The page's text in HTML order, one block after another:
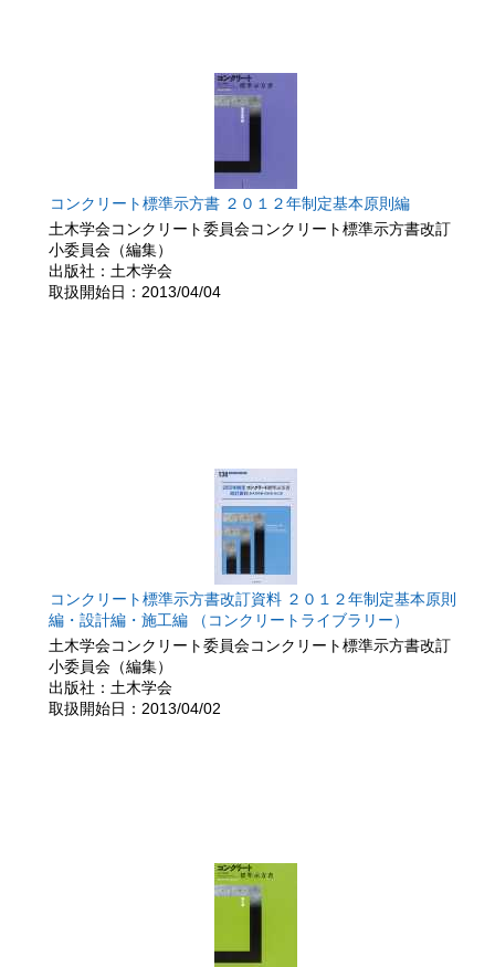
コンクリート標準示方書 ２０１２年制定基本原則編
土木学会コンクリート委員会コンクリート標準示方書改訂
小委員会（編集）
出版社：土木学会
取扱開始日：2013/04/04
コンクリート標準示方書改訂資料 ２０１２年制定基本原則
編・設計編・施工編 （コンクリートライブラリー）
土木学会コンクリート委員会コンクリート標準示方書改訂
小委員会（編集）
出版社：土木学会
取扱開始日：2013/04/02